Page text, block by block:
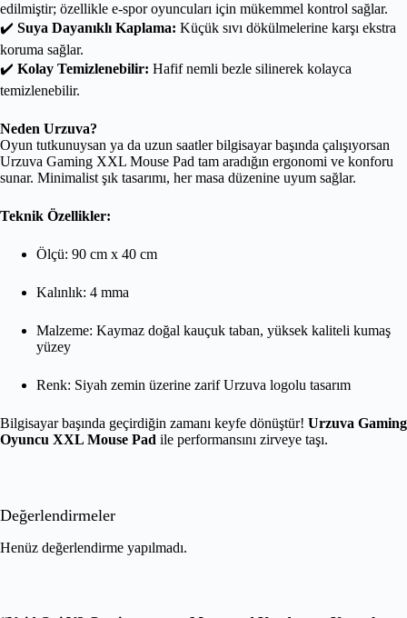
edilmiştir; özellikle e-spor oyuncuları için mükemmel kontrol sağlar.
✔️ Suya Dayanıklı Kaplama: Küçük sıvı dökülmelerine karşı ekstra
koruma sağlar.
✔️ Kolay Temizlenebilir: Hafif nemli bezle silinerek kolayca
temizlenebilir.
Neden Urzuva?
Oyun tutkunuysan ya da uzun saatler bilgisayar başında çalışıyorsan
Urzuva Gaming XXL Mouse Pad tam aradığın ergonomi ve konforu
sunar. Minimalist şık tasarımı, her masa düzenine uyum sağlar.
Teknik Özellikler:
Ölçü: 90 cm x 40 cm
Kalınlık: 4 mma
Malzeme: Kaymaz doğal kauçuk taban, yüksek kaliteli kumaş
yüzey
Renk: Siyah zemin üzerine zarif Urzuva logolu tasarım
Bilgisayar başında geçirdiğin zamanı keyfe dönüştür! Urzuva Gaming
Oyuncu XXL Mouse Pad ile performansını zirveye taşı.
Değerlendirmeler
Henüz değerlendirme yapılmadı.